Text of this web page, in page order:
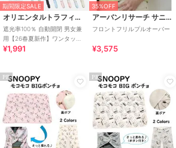
期間限定SALE
オリエンタルトラフィック
遮光率100％ 自動開閉 男女兼
用【26春夏新作】ワンタッチ
晴雨兼用 折りたたみ傘 /G-
¥1,991
35%OFF
アーバンリサーチ サニーレーベル
フロントフリルプルオーバー
¥3,575
PR PR